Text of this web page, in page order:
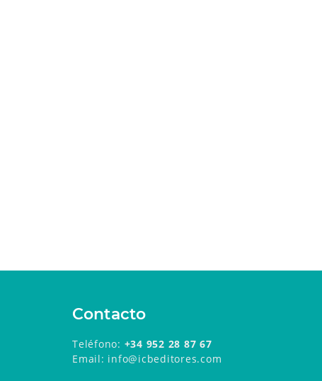
Contacto
Teléfono: +34 952 28 87 67
Email: info@icbeditores.com